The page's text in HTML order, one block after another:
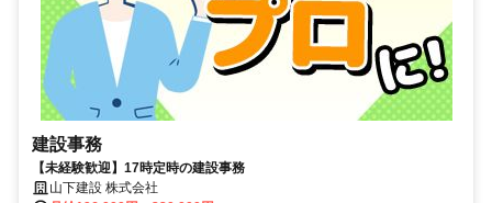
建設事務
【未経験歓迎】17時定時の建設事務
山下建設 株式会社